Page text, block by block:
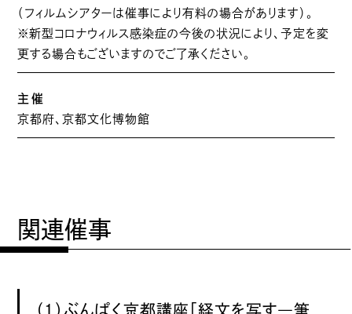
（フィルムシアターは催事により有料の場合があります）。
※新型コロナウィルス感染症の今後の状況により、予定を変
更する場合もございますのでご了承ください。
主催
京都府、京都文化博物館
関連催事
（１）ぶんぱく京都講座「経文を写す―筆